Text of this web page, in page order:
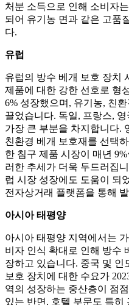
처분 소득으로 인해 소비자
되어 유기농 면과 같은 고품
다.
유럽
유럽의 방수 베개 보호 장치
제품에 대한 강한 선호로 형
6% 성장했으며, 유기농, 친
끌었습니다. 독일, 프랑스,
가장 큰 부분을 차지합니다.
친환경 베개 보호재를 선택
한 침구 제품 시장이 매년
러한 추세가 더욱 두드러집
럽 시장 성장에도 도움이 되
전자상거래 플랫폼을 통해
아시아 태평양
아시아 태평양 지역에서는
비자 인식 확대로 인해 방수
장하고 있습니다. 중국 및 인
보호 장치에 대한 수요가
역의 성장하는 중산층이 점
있는 반면, 호텔 부문도 특히